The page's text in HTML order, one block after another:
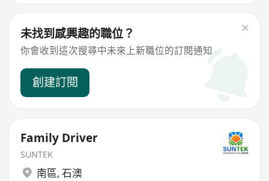
未找到感興趣的職位？
你會收到這次搜尋中未來上新職位的訂閱通知
創建訂閱
Family Driver
SUNTEK
南區, 石澳